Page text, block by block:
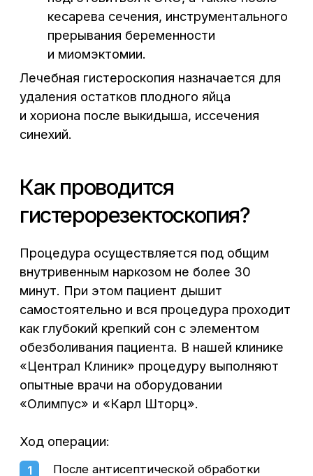
полипа, миомы, рассечение синехий,
перегородок. За одну операцию можно
частично или полностью удалить
патологию.
экране. Важно, что вмешательство
участке . При этом здоровый
эндометрий не страдает
Длительность процедуры — 20−30 минут.
исследование.
Врач акушер-гинеколог, гинеколог-эндохирург,